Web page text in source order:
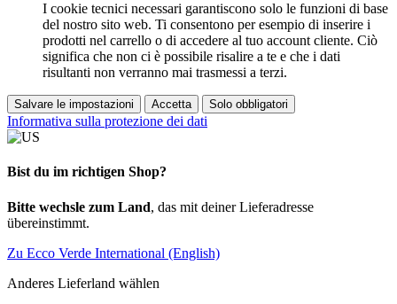
I cookie tecnici necessari garantiscono solo le funzioni di base
del nostro sito web. Ti consentono per esempio di inserire i
prodotti nel carrello o di accedere al tuo account cliente. Ciò
significa che non ci è possibile risalire a te e che i dati
risultanti non verranno mai trasmessi a terzi.
Salvare le impostazioni Accetta Solo obbligatori
Informativa sulla protezione dei dati
Bist du im richtigen Shop?
Bitte wechsle zum Land, das mit deiner Lieferadresse
übereinstimmt.
Zu Ecco Verde International (English)
Anderes Lieferland wählen